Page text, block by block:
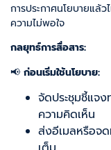
การประกาศนโยบายแล้ว
ความไม่พอใจ
กลยุทธ์การสื่อสาร:
📢 ก่อนเริ่มใช้นโยบาย:
จัดประชุมชี้แจ
ความคิดเห็น
ส่งอีเมลหรือจ